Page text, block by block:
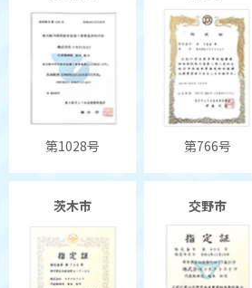
第1028号 第766号
茨木市 交野市